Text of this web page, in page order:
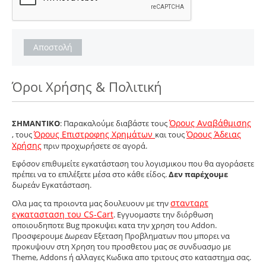
Αποστολή
Όροι Χρήσης & Πολιτική
ΣΗΜΑΝΤΙΚΟ: Παρακαλούμε διαβάστε τουςΌρους Αναβάθμισης
, τουςΌρους Επιστροφης Χρημάτων και τουςΌρους Άδειας
Χρήσηςπριν προχωρήσετε σε αγορά.
Εφόσον επιθυμείτε εγκατάσταση του λογισμικου που θα αγοράσετε
πρέπει να το επιλέξετε μέσα στο κάθε είδος.Δεν παρέχουμε
δωρεάν Εγκατάσταση.
Ολα μας τα προιοντα μας δουλευουν με τηνστανταρτ
εγκατασταση του CS-Cart. Εγγυομαστε την διόρθωση
οποιουδηποτε Bug προκυψει κατα την χρηση του Addon.
Προσφερουμε Δωρεαν Εξεταση Προβληματων που μπορει να
προκυψουν στη Χρηση του προσθετου μας σε συνδυασμο με
Theme, Addons ή αλλαγες Κωδικα απο τριτους στο καταστημα σας.